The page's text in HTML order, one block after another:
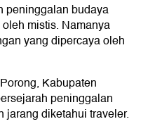
peninggalan budaya
mistis. Namanya
yang dipercaya oleh
Kabupaten
peninggalan
jarang diketahui traveler.